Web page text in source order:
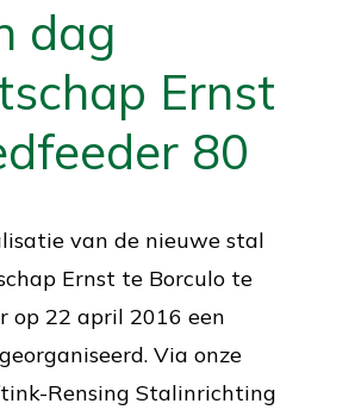
dag
Ernst
80
van de nieuwe stal
Ernst te Borculo te
op 22 april 2016 een
Via onze
Rensing Stalinrichting